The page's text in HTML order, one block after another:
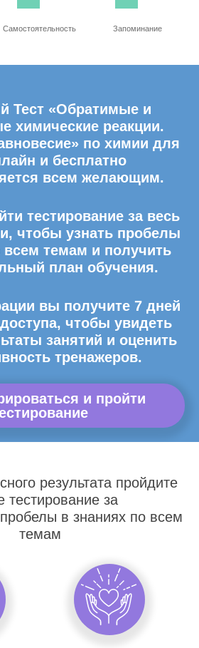
Самостоятельность Запоминание
Тест «Обратимые и
химические реакции.
по химии для
и бесплатно
всем желающим.
тестирование за весь
чтобы узнать пробелы
всем темам и получить
план обучения.
вы получите 7 дней
чтобы увидеть
занятий и оценить
тренажеров.
и пройти
результата пройдите
тестирование за
в знаниях по всем
темам